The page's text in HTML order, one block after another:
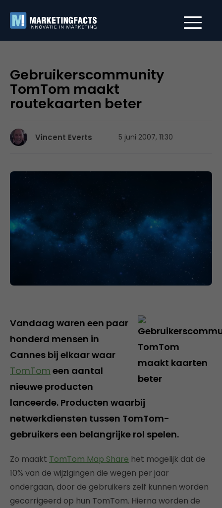
Gebruikerscommunity
TomTom maakt
routekaarten beter
Vincent Everts 5 juni 2007, 11:30
Vandaag waren een paar
honderd mensen in
Cannes bij elkaar waar
TomTom een aantal
nieuwe producten
lanceerde. Producten waarbij
netwerkdiensten tussen TomTom-
gebruikers een belangrijke rol spelen.
Zo maakt TomTom Map Share het mogelijk dat de
10% van de wijzigingen die wegen per jaar
ondergaan, door de gebruikers zelf kunnen worden
gecorrigeerd op hun TomTom. Hierna worden de